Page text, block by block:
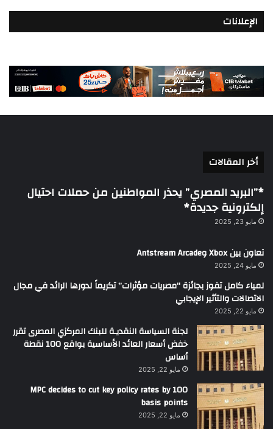
الإعلانات
أخر المقالات
*”البريد المصري” يحذر المواطنين من حملات احتيال
إلكترونية جديدة*
مايو 23, 2025
تعاون بين Xbox وAntstream Arcade
مايو 24, 2025
لمياء كامل تفوز بجائزة “مصريات مؤثرات” تكريماً لدورها الرائد في مجال
الاتصالات والتأثير الإيجابي
مايو 22, 2025
لجنة السياسة النقديـة للبنك المركزي المصرى تقرر
خفض أسعار العائد الأساسية بواقع 100 نقطة
أساس
مايو 22, 2025
MPC decides to cut key policy rates by 100
basis points
مايو 22, 2025